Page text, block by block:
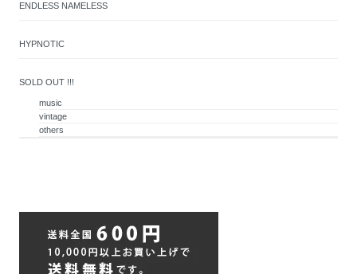
ENDLESS NAMELESS
HYPNOTIC
SOLD OUT !!!
music
vintage
others